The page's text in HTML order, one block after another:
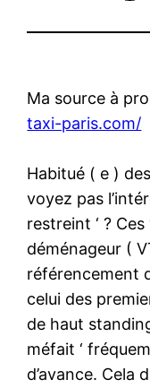
Ma source à
taxi-paris.com/
Habitué ( e )
voyez pas
restreint ‘ ?
déménageur (
référencement
celui des
de haut
méfait ‘
d’avance.